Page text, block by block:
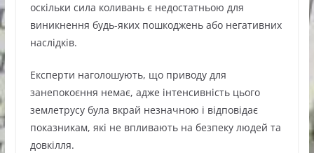
оскільки сила коливань є недостатньою для
виникнення будь-яких пошкоджень або негативних
наслідків.
Експерти наголошують, що приводу для
занепокоєння немає, адже інтенсивність цього
землетрусу була вкрай незначною і відповідає
показникам, які не впливають на безпеку людей та
довкілля.